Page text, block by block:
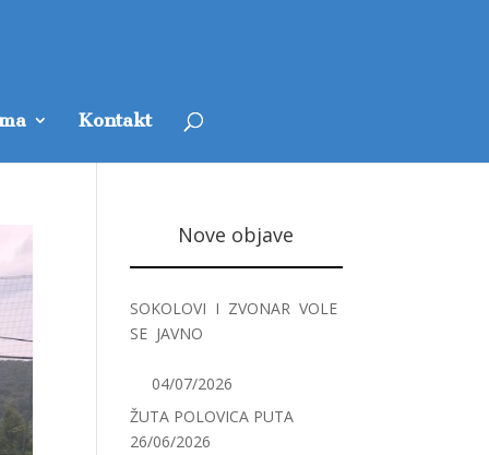
Kontakt
Nove objave
SOKOLOVI I ZVONAR VOLE
SE JAVNO
04/07/2026
ŽUTA POLOVICA PUTA
26/06/2026